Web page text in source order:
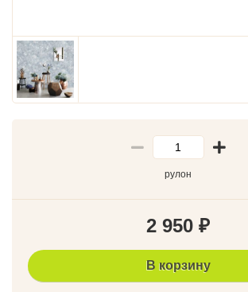
рулон
2 950 ₽
В корзину